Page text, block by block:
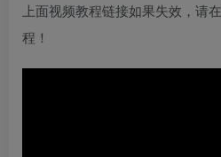
上面视频教程链接如果失效，请
程！